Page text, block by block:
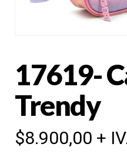
17619-
Trendy
$8.900,00 +